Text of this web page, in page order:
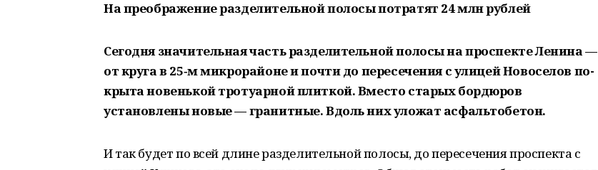
На преображение разделительной полосы потратят 24 млн рублей
Сегодня значительная часть разделительной полосы на проспекте Ленина —
от круга в 25‑м микрорайоне и почти до пересечения с улицей Новоселов по-
крыта новенькой тротуарной плиткой. Вместо старых бордюров
установлены новые — гранитные. Вдоль них уложат асфальтобетон.
И так будет по всей длине разделительной полосы, до пересечения проспекта с